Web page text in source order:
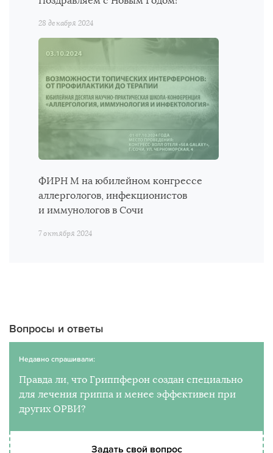
28 декабря 2024
ФИРН М на юбилейном конгрессе
аллергологов, инфекционистов
и иммунологов в Сочи
7 октября 2024
Вопросы и ответы
Недавно спрашивали:
Правда ли, что Гриппферон создан специально
для лечения гриппа и менее эффективен при
других ОРВИ?
Задать свой вопрос